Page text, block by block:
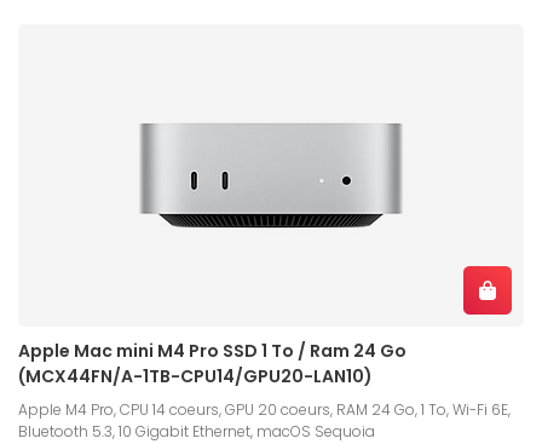
Apple Mac mini M4 Pro SSD 1 To / Ram 24 Go
(MCX44FN/A-1TB-CPU14/GPU20-LAN10)
Apple M4 Pro, CPU 14 coeurs, GPU 20 coeurs, RAM 24 Go, 1 To, Wi-Fi 6E,
Bluetooth 5.3, 10 Gigabit Ethernet, macOS Sequoia